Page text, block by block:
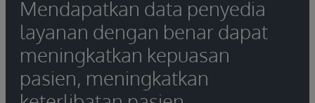
Mendapatkan data penyedia
layanan dengan benar dapat
meningkatkan kepuasan
pasien, meningkatkan